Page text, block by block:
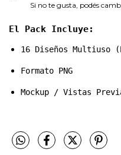
Si no te gusta, podés
El Pack Incluye:
16 Diseños Multiuso
Formato PNG
Mockup / Vistas